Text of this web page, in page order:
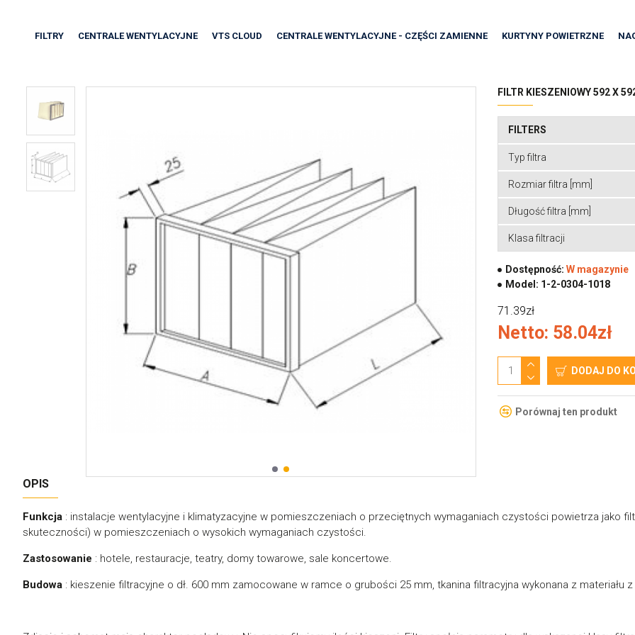
FILTRY CENTRALE WENTYLACYJNE VTS CLOUD CENTRALE WENTYLACYJNE - CZĘŚCI ZAMIENNE KURTYNY POWIETRZNE
FILTR KIESZENIOWY 592 X
FILTERS
Typ filtra
Rozmiar filtra [mm]
Długość filtra [mm]
Klasa filtracji
Dostępność: W magazynie
Model: 1-2-0304-1018
71.39zł
Netto: 58.04zł
DODAJ DO
Porównaj ten produkt
OPIS
Funkcja : instalacje wentylacyjne i klimatyzacyjne w pomieszczeniach o przeciętnych wymaganiach czystości powietrza jako
skuteczności) w pomieszczeniach o wysokich wymaganiach czystości.
Zastosowanie : hotele, restauracje, teatry, domy towarowe, sale koncertowe.
Budowa : kieszenie filtracyjne o dł. 600 mm zamocowane w ramce o grubości 25 mm, tkanina filtracyjna wykonana z materiału